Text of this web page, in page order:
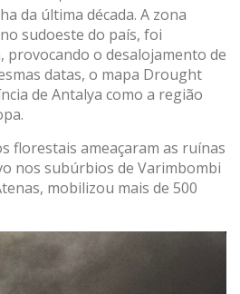
da última década. A zona
sudoeste do país, foi
provocando o desalojamento de
datas, o mapa Drought
de Antalya como a região
florestais ameaçaram as ruínas
nos subúrbios de Varimbombi
mobilizou mais de 500